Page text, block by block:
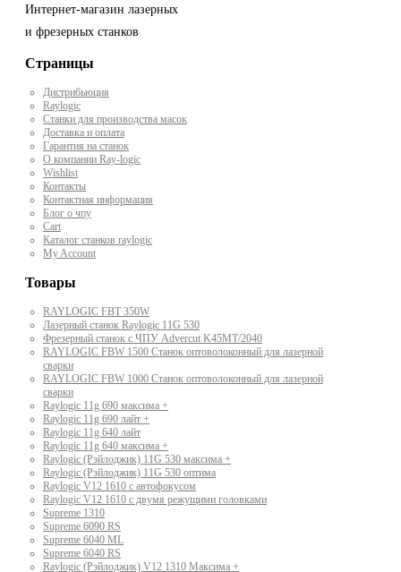
Интернет-магазин лазерных
и фрезерных станков
Страницы
Дистрибьюция
Raylogic
Станки для производства масок
Доставка и оплата
Гарантия на станок
О компании Ray-logic
Wishlist
Контакты
Контактная информация
Блог о чпу
Cart
Каталог станков raylogic
My Account
Товары
RAYLOGIC FBT 350W
Лазерный станок Raylogic 11G 530
Фрезерный станок с ЧПУ Advercut K45MT/2040
RAYLOGIC FBW 1500 Станок оптоволоконный для лазерной
сварки
RAYLOGIC FBW 1000 Станок оптоволоконный для лазерной
сварки
Raylogic 11g 690 максима +
Raylogic 11g 690 лайт +
Raylogic 11g 640 лайт
Raylogic 11g 640 максима +
Raylogic (Рэйлоджик) 11G 530 максима +
Raylogic (Рэйлоджик) 11G 530 оптима
Raylogic V12 1610 с автофокусом
Raylogic V12 1610 с двумя режущими головками
Supreme 1310
Supreme 6090 RS
Supreme 6040 ML
Supreme 6040 RS
Raylogic (Рэйлоджик) V12 1310 Максима +